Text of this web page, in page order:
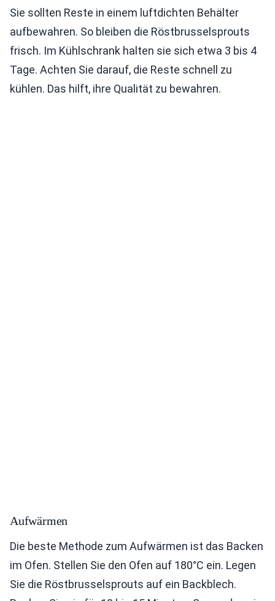
Sie sollten Reste in einem luftdichten Behälter
aufbewahren. So bleiben die Röstbrusselsprouts
frisch. Im Kühlschrank halten sie sich etwa 3 bis 4
Tage. Achten Sie darauf, die Reste schnell zu
kühlen. Das hilft, ihre Qualität zu bewahren.
Aufwärmen
Die beste Methode zum Aufwärmen ist das Backen
im Ofen. Stellen Sie den Ofen auf 180°C ein. Legen
Sie die Röstbrusselsprouts auf ein Backblech.